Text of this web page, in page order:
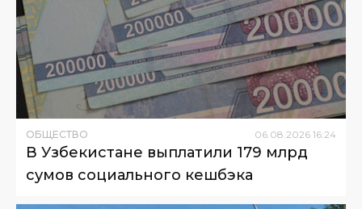
ОБЩЕСТВО 06 08 2026 16:24
В Узбекистане выплатили 179 млрд
сумов социального кешбэка